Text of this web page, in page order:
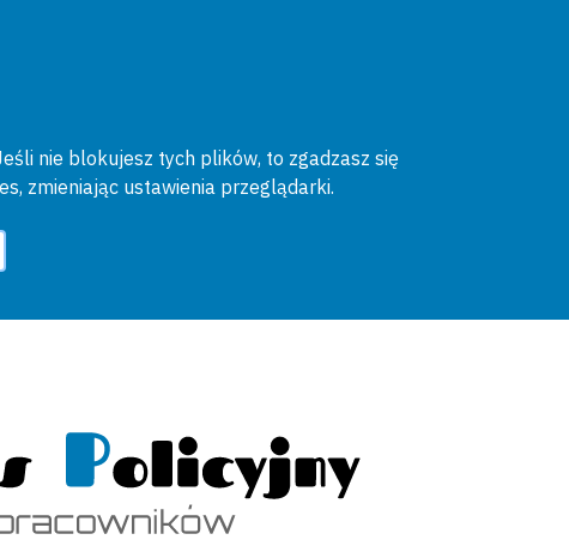
nie blokujesz tych plików, to zgadzasz się
zmieniając ustawienia przeglądarki.